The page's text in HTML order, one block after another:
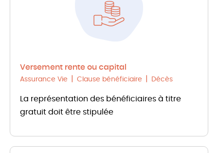
Versement rente ou capital
Assurance Vie Clause bénéficiaire Décès
La représentation des bénéficiaires à titre
gratuit doit être stipulée